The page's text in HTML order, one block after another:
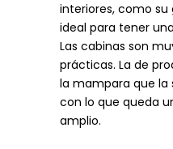
interiores, como
ideal para tener
Las cabinas son
prácticas. La de
la mampara que la
con lo que queda
amplio.